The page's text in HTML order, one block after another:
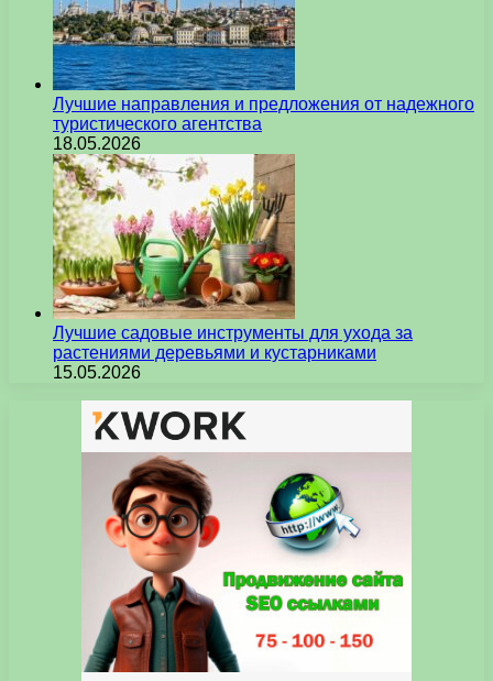
Лучшие направления и предложения от надежного
туристического агентства
18.05.2026
Лучшие садовые инструменты для ухода за
растениями деревьями и кустарниками
15.05.2026